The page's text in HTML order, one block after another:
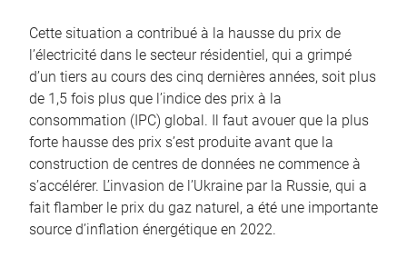
Cette situation a contribué à la hausse du prix de
l’électricité dans le secteur résidentiel, qui a grimpé
d’un tiers au cours des cinq dernières années, soit plus
de 1,5 fois plus que l’indice des prix à la
consommation (IPC) global. Il faut avouer que la plus
forte hausse des prix s’est produite avant que la
construction de centres de données ne commence à
s’accélérer. L’invasion de l’Ukraine par la Russie, qui a
fait flamber le prix du gaz naturel, a été une importante
source d’inflation énergétique en 2022.